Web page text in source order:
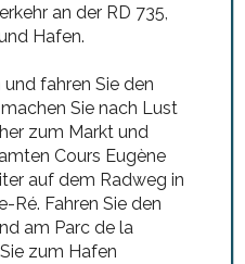
an der RD 735,
Hafen.
fahren Sie den
Sie nach Lust
zum Markt und
Cours Eugène
auf dem Radweg in
Ré. Fahren Sie den
am Parc de la
zum Hafen